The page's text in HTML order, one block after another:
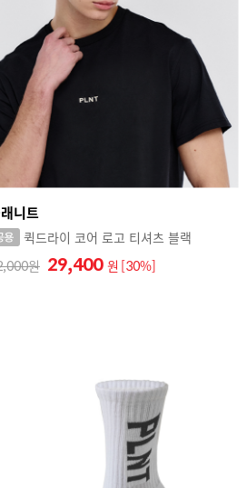
니트
퀵드라이 코어 로고 티셔츠 블랙
29,400 원 [30%]